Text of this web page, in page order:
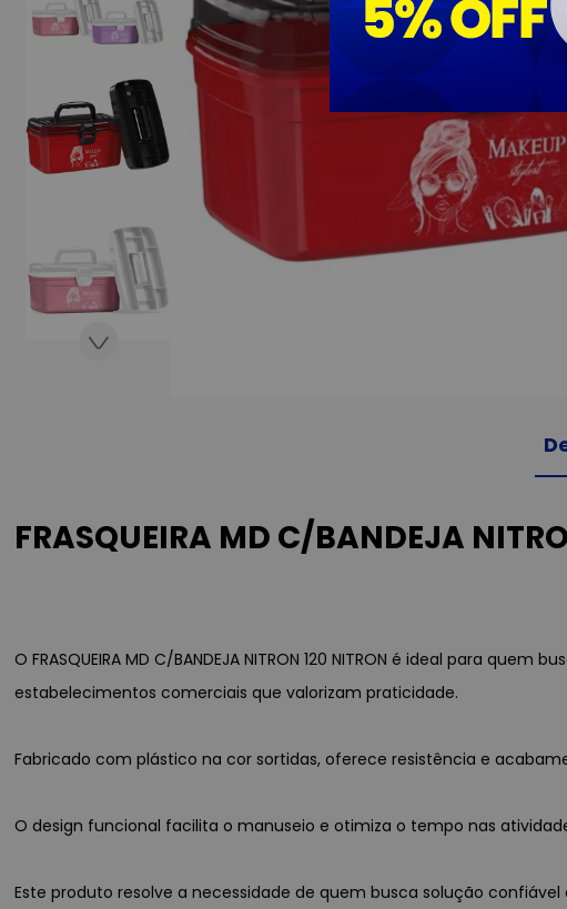
FRASQUEIRA MD C/BANDEJA
O FRASQUEIRA MD C/BANDEJA NITRON 120 NITRON é ideal para
estabelecimentos comerciais que valorizam praticidade.
Fabricado com plástico na cor sortidas, oferece resistência e
O design funcional facilita o manuseio e otimiza o tempo nas
Este produto resolve a necessidade de quem busca solução